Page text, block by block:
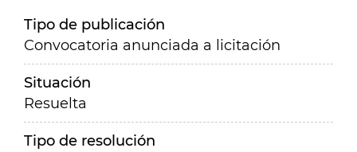
Tipo de publicación
Convocatoria anunciada a licitación
Situación
Resuelta
Tipo de resolución